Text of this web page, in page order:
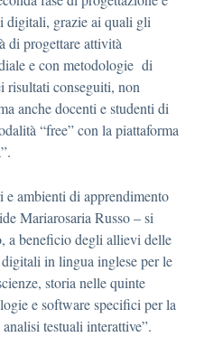
digitali, grazie ai quali gli
di progettare attività
e con metodologie di
risultati conseguiti, non
anche docenti e studenti di
“free” con la piattaforma
e ambienti di apprendimento
Mariarosaria Russo – si
a beneficio degli allievi delle
in lingua inglese per le
storia nelle quinte
e software specifici per la
testuali interattive”.